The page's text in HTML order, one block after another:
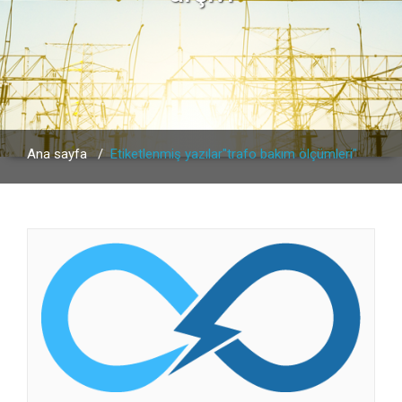
Ana sayfa/Etiketlenmiş yazılar"trafo bakım ölçümleri"